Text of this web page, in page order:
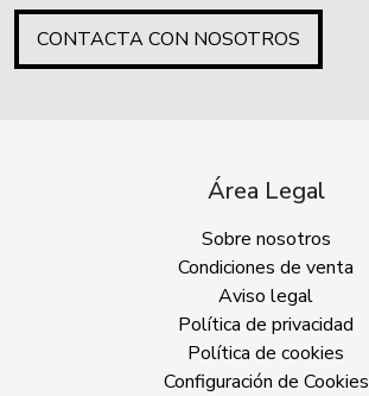
CONTACTA CON NOSOTROS
Área Legal
Sobre nosotros
Condiciones de venta
Aviso legal
Política de privacidad
Política de cookies
Configuración de Cookies